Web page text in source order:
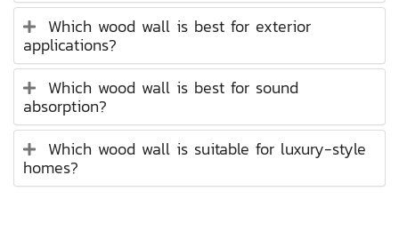
Which wood wall is best for exterior
applications?
Which wood wall is best for sound
absorption?
Which wood wall is suitable for luxury-style
homes?